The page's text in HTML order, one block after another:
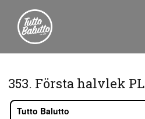
353. Första halvlek PL